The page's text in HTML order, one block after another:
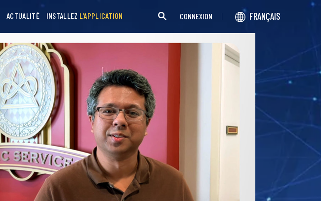
ACTUALITÉ INSTALLEZ L’APPLICATION CONNEXION FRANÇAIS